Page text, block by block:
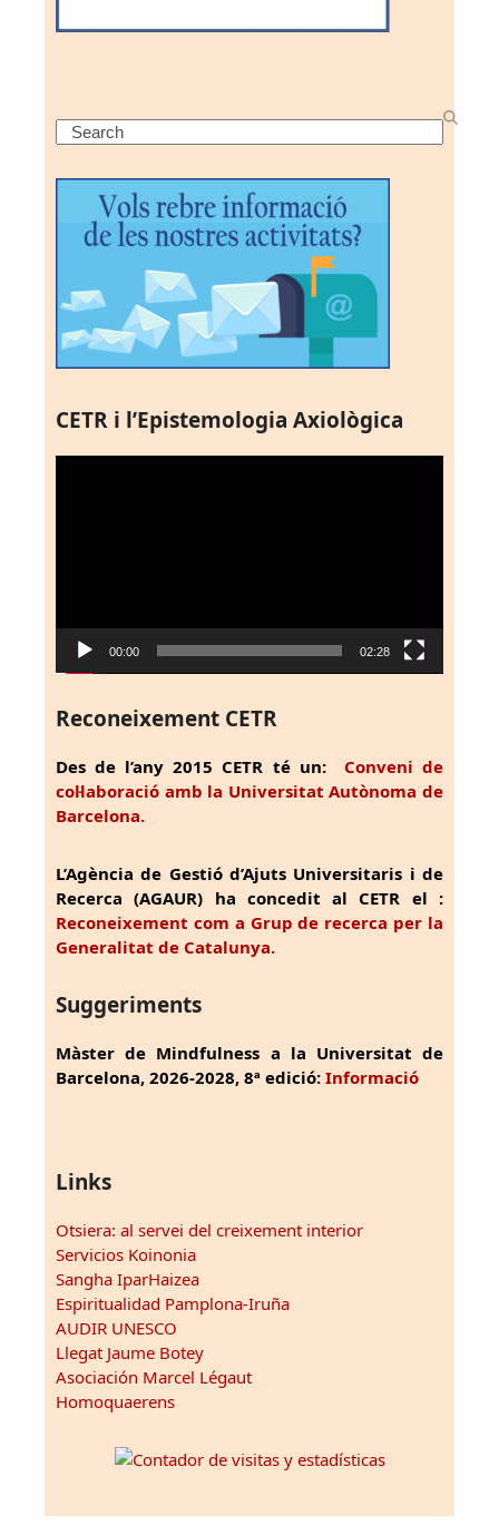
Search
CETR i l’Epistemologia Axiològica
00:00 02:28
Reconeixement CETR
Des de l’any 2015 CETR té un: Conveni de
col·laboració amb la Universitat Autònoma de
Barcelona.
L’Agència de Gestió d’Ajuts Universitaris i de
Recerca (AGAUR) ha concedit al CETR el :
Reconeixement com a Grup de recerca per la
Generalitat de Catalunya.
Suggeriments
Màster de Mindfulness a la Universitat de
Barcelona, 2026-2028, 8ª edició: Informació
Links
Otsiera: al servei del creixement interior
Servicios Koinonia
Sangha IparHaizea
Espiritualidad Pamplona-Iruña
AUDIR UNESCO
Llegat Jaume Botey
Asociación Marcel Légaut
Homoquaerens